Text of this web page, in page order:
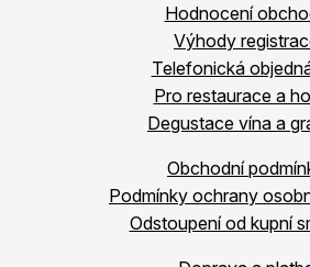
Hodnocení
Výhody
Telefonická
Pro restaurace a
Degustace vína a
Obchodní
Podmínky ochrany
Odstoupení od kupní